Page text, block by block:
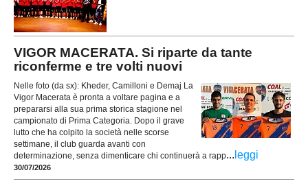
VIGOR MACERATA. Si riparte da tante
riconferme e tre volti nuovi
Nelle foto (da sx): Kheder, Camilloni e Demaj La
Vigor Macerata è pronta a voltare pagina e a
prepararsi alla sua prima storica stagione nel
campionato di Prima Categoria. Dopo il grave
lutto che ha colpito la società nelle scorse
settimane, il club guarda avanti con
determinazione, senza dimenticare chi continuerà a rapp... leggi
30/07/2026